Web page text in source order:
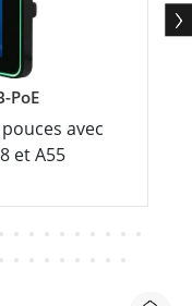
PoE
avec
et A55